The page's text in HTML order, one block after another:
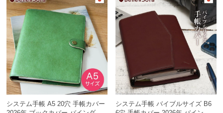
システム手帳 A5 20穴 手帳カバー
システム手帳 バイブルサイズ B6